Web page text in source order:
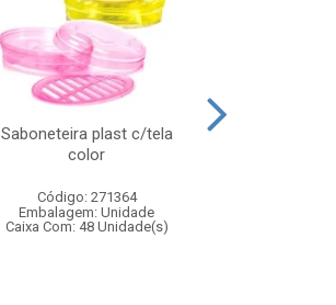
Saboneteira plast c/tela
color
Código: 271364
Embalagem: Unidade
Caixa Com: 48 Unidade(s)